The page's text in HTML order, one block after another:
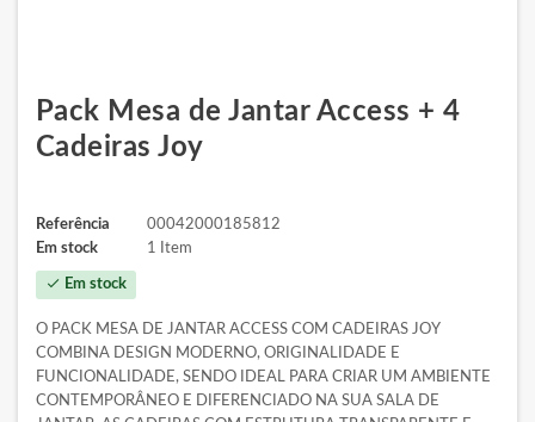
Pack Mesa de Jantar Access + 4
Cadeiras Joy
Referência
00042000185812
Em stock
1 Item
check Em stock
O PACK MESA DE JANTAR ACCESS COM CADEIRAS JOY
COMBINA DESIGN MODERNO, ORIGINALIDADE E
FUNCIONALIDADE, SENDO IDEAL PARA CRIAR UM AMBIENTE
CONTEMPORÂNEO E DIFERENCIADO NA SUA SALA DE